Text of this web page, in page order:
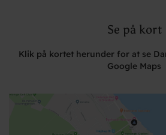
Se på kort
Klik på kortet herunder for at se
Google Maps